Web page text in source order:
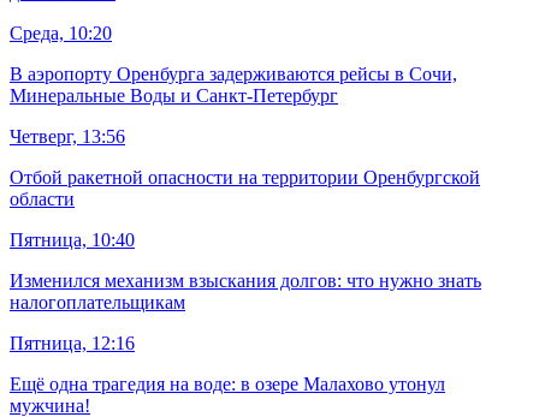
Среда, 10:20
В аэропорту Оренбурга задерживаются рейсы в Сочи,
Минеральные Воды и Санкт-Петербург
Четверг, 13:56
Отбой ракетной опасности на территории Оренбургской
области
Пятница, 10:40
Изменился механизм взыскания долгов: что нужно знать
налогоплательщикам
Пятница, 12:16
Ещё одна трагедия на воде: в озере Малахово утонул
мужчина!